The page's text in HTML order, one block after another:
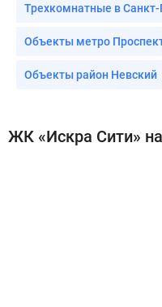
Трехкомнатные в Санкт-
Объекты метро
Объекты район Невский
ЖК «Искра Сити»